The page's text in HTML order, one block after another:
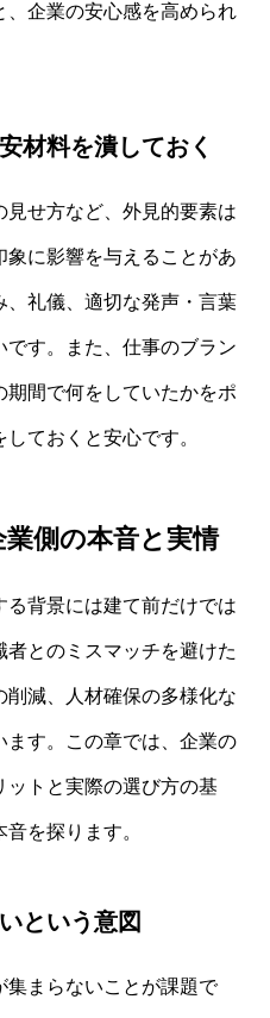
企業の安心感を高められ
材料を潰しておく
見せ方など、外見的要素は
に影響を与えることがあ
、礼儀、適切な発声・言葉
す。また、仕事のブラン
期間で何をしていたかをポ
ておくと安心です。
側の本音と実情
背景には建て前だけでは
とのミスマッチを避けた
減、人材確保の多様化な
ます。この章では、企業の
トと実際の選び方の基
を探ります。
という意図
集まらないことが課題で